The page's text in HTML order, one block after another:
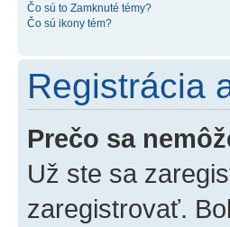
Čo sú to Zamknuté témy?
Čo sú ikony tém?
Registrácia
Prečo sa
Už ste sa
zaregistrovať.